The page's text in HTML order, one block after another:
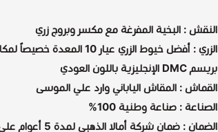
النقش : البخية المفرغة مع مكسر وبروج زري
الزري : أفضل خيوط الزري
بريسم DMC الإنجليزية باللون العودي
القماش : المقاش الياباني وارد علي الموسى
الصناعة : صناعة وطنية 100%
الضمان : ضمان شركة أمالا الذهبي لمدة 5 أعوام على الزري والقماش